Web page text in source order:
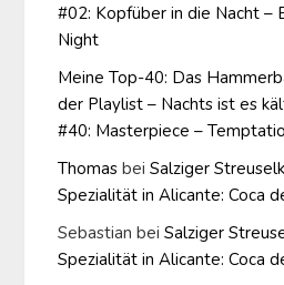
#02: Kopfüber in die Nacht –
Night
Meine Top-40: Das
der Playlist – Nachts ist es
#40: Masterpiece –
Thomas beiSalziger
Spezialität in Alicante: Coca
Sebastian beiSalziger
Spezialität in Alicante: Coca